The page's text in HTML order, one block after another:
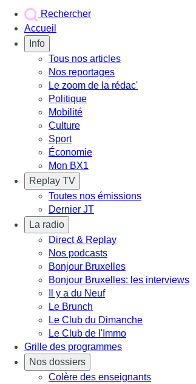
Rechercher
Accueil
Info
Tous nos articles
Nos reportages
Le zoom de la rédac'
Politique
Mobilité
Culture
Sport
Économie
Mon BX1
Replay TV
Toutes nos émissions
Dernier JT
La radio
Direct & Replay
Nos podcasts
Bonjour Bruxelles
Bonjour Bruxelles: les interviews
Il y a du Neuf
Le Brunch
Le Club du Dimanche
Le Club de l'Immo
Grille des programmes
Nos dossiers
Colère des enseignants